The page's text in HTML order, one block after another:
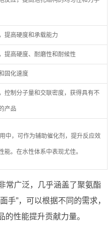
提高硬度和承载能力
提高硬度、耐磨性和耐候性
固化速度
控制分子量和交联密度，获得具有不
产品
中，可作为辅助催化剂，提升反应效
能。在水性体系中表现尤佳。
常广泛，几乎涵盖了聚氨酯
手”，可以根据不同的需求，
的性能提升贡献力量。